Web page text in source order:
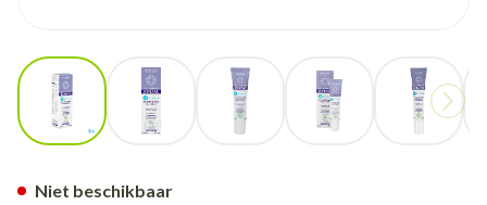
View larger imageView larger imageView larger imageView larger image
View
Niet beschikbaar